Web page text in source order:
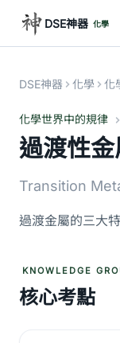
DSE神器 化學
DSE神器 化學 化
化學世界中的規律
過渡性金
Transition
過渡金屬的三大
KNOWLEDGE
核心考點